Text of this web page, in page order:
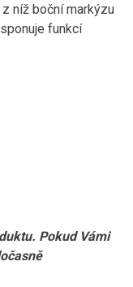
níž boční markýzu
funkcí
Pokud Vámi